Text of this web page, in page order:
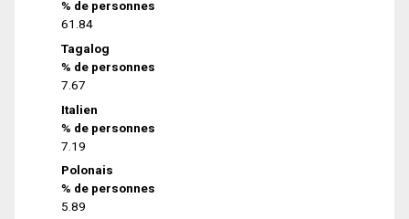
% de personnes
61.84
Tagalog
% de personnes
7.67
Italien
% de personnes
7.19
Polonais
% de personnes
5.89